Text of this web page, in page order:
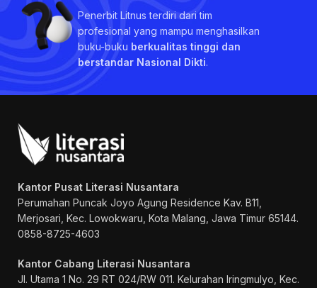
Penerbit Litnus terdiri dari tim
profesional yang mampu menghasilkan
buku-buku berkualitas tinggi dan
berstandar Nasional Dikti.
Kantor Pusat Literasi Nusantara
Perumahan Puncak Joyo Agung Residence Kav. B11,
Merjosari, Kec. Lowokwaru, Kota Malang, Jawa Timur 65144.
0858-8725-4603
Kantor Cabang Literasi Nusantara
Jl. Utama 1 No. 29 RT 024/RW 011. Kelurahan Iringmulyo, Kec.